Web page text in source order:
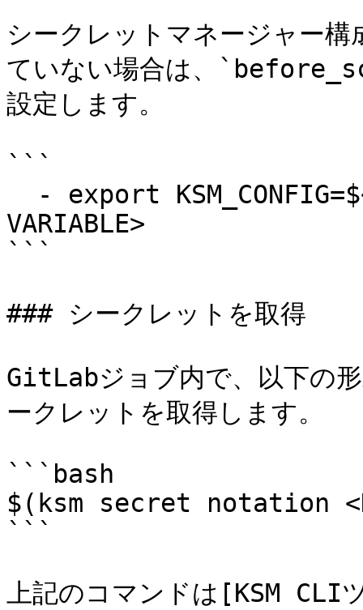
シークレットマネージャー
ていない場合は、
設定します。
```
VARIABLE>
```
### シークレットを取得
GitLabジョブ内で、以下の
ークレットを取得します。
```bash
$(ksm secret notation
```
上記のコマンドは[KSM CLI